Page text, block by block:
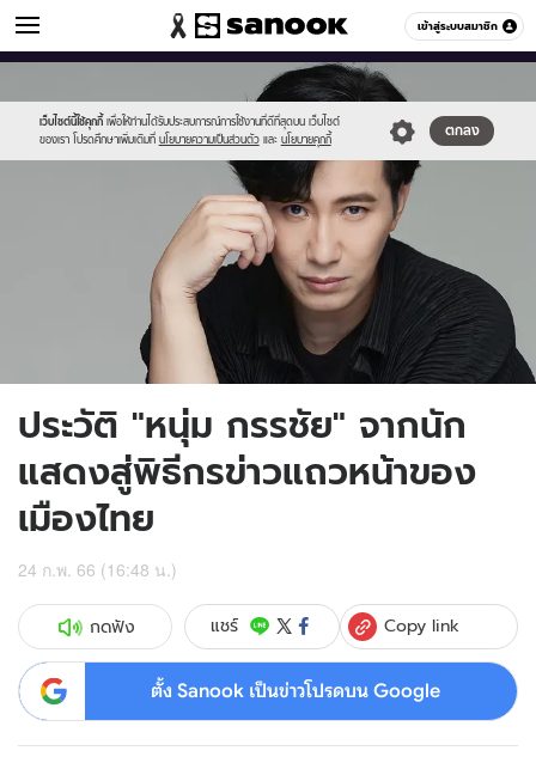
เข้าสู่ระบบสมาชิก
ข่าวบันเทิง หมวดอื่นๆ
เว็บไซต์นี้ใช้คุกกี้ เพื่อให้ท่านได้รับประสบการณ์การใช้งานที่ดีที่สุดบน เว็บไซต์
ของเรา โปรดศึกษาเพิ่มเติมที่ นโยบายความเป็นส่วนตัว และ นโยบายคุกกี้
ตกลง
//s.isanook.com/sr/0/images/logo-
new-
sanook.png
//s.isanook.com/ns/0/ud/1757/8786038/111.jpg
ประวัติ "หนุ่ม กรรชัย" จากนัก
แสดงสู่พิธีกรข่าวแถวหน้าของ
เมืองไทย
24 ก.พ. 66 (16:48 น.)
กดฟัง แชร์ Copy link
ตั้ง Sanook เป็นข่าวโปรดบน Google